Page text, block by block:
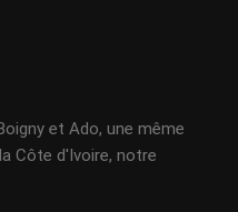
et Ado, une même
Côte d'Ivoire, notre